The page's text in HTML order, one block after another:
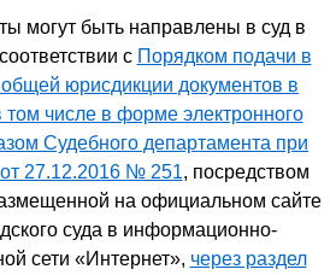
могут быть направлены в суд в
с Порядком подачи в
юрисдикции документов в
том числе в форме электронного
Судебного департамента при
27.12.2016 № 251, посредством
на официальном сайте
суда в информационно-
сети «Интернет», через раздел